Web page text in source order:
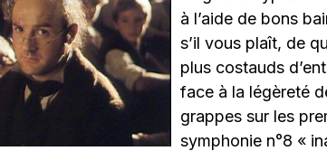
à l’aide de bons
s’il vous plaît, de
plus costauds
face à la légèreté
grappes sur les
symphonie n°8 «